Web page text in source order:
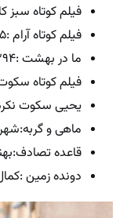
فیلم کوتاه سبز کله
فیلم کوتاه آرام :۱۳۹۵
ما در بهشت :۱۳۹۴
فیلم کوتاه سکوت
یحیی سکوت نکرد
ماهی و گربه:شهرام
قاعده تصادف:بهنام
دونده زمین :کمال